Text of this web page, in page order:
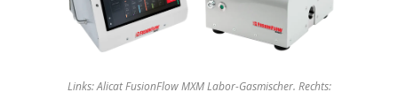
Links: Alicat FusionFlow MXM Labor-Gasmischer. Rechts: